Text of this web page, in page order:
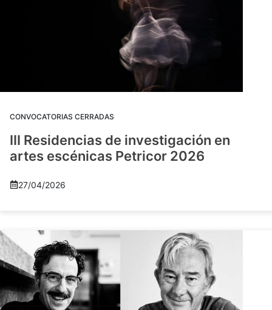
CONVOCATORIAS CERRADAS
III Residencias de investigación en
artes escénicas Petricor 2026
27/04/2026